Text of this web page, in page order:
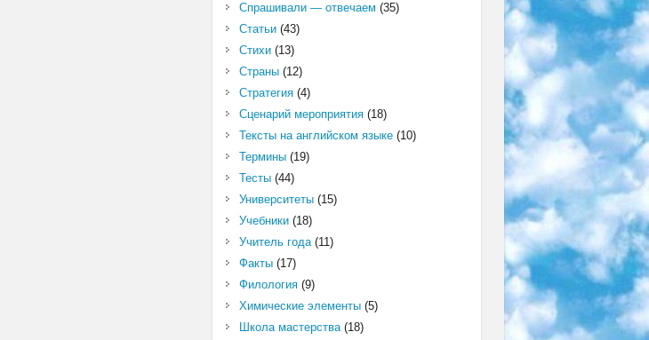
Спрашивали — отвечаем (35)
Статьи(43)
Стихи(13)
Страны(12)
Стратегия(4)
Сценарий мероприятия(18)
Тексты на английском языке(10)
Термины(19)
Тесты(44)
Университеты(15)
Учебники(18)
Учитель года(11)
Факты(17)
Филология(9)
Химические элементы(5)
Школа мастерства(18)